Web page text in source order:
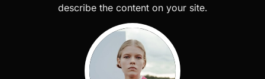
describe the content on your site.